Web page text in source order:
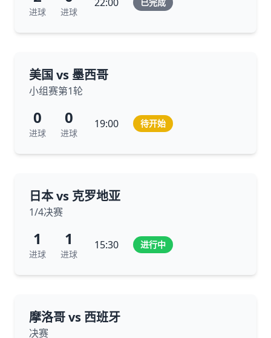
进球 进球
美国 vs 墨西哥
小组赛第1轮
0
进球
0
进球
19:00 待开始
日本 vs 克罗地亚
1/4决赛
1
进球
1
进球
15:30 进行中
摩洛哥 vs 西班牙
决赛